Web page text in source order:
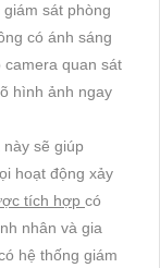
sát phòng
có ánh sáng
camera quan sát
hình ảnh ngay
sẽ giúp
hoạt động xảy
tích hợp có
nhân và gia
hệ thống giám